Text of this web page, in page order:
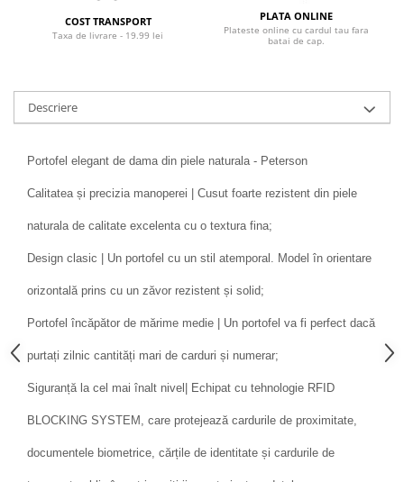
COST TRANSPORT
Taxa de livrare - 19.99 lei
PLATA ONLINE
Plateste online cu cardul tau fara
batai de cap.
Descriere
Portofel elegant de dama din piele naturala - Peterson
Calitatea și precizia manoperei | Cusut foarte rezistent din piele
naturala de calitate excelenta cu o textura fina;
Design clasic | Un portofel cu un stil atemporal. Model în orientare
orizontală prins cu un zăvor rezistent și solid;
Portofel încăpător de mărime medie | Un portofel va fi perfect dacă
purtați zilnic cantități mari de carduri și numerar;
Siguranță la cel mai înalt nivel| Echipat cu tehnologie RFID
BLOCKING SYSTEM, care protejează cardurile de proximitate,
documentele biometrice, cărțile de identitate și cardurile de